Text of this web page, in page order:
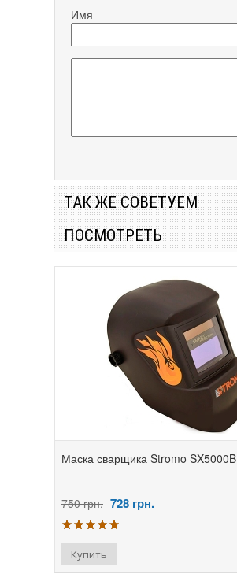
Имя
ТАК ЖЕ СОВЕТУЕМ
ПОСМОТРЕТЬ
Маска сварщика Stromo SX5000B
750 грн. 728 грн.